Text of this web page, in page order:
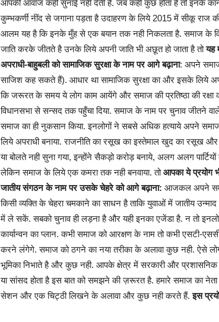
आपकी आवाज कहीं सुनाई नही देती है. जब कही कुछ होता है तो इनके
कुम्भकर्णी नींद से जगाना पड़ता है उदाहरण के लिये 2015 में सीकू राज
आलम यह है कि इनके मुँह से एक बयान तक नही निकलता है. समाज के
जाति करके जीतते है उनके लिये अपनी जाति भी अछूत हो जाता है तोयह
अपराधी-बाहुबली को सामाजिक सुरक्षा के नाम पर आगे बढ़ाना: अपने
साजिश कह सकते हैं). आधार था सामाजिक सुरक्षा का और इसके लिये
कि जरूरत के समय ये लोग काम आयेंगे और समाज की प्रतिष्ठा की रक्षा
विधानसभा से सन्सद तक पहुँचा दिया. समाज के नाम पर चुनाव जीतने
समाज का ही नुकसान किया. इनलोगों ने सबसे अधिक हत्याये अपने
लिये अपराधी बनाया. राजनीति का रसूख का इस्तेमाल खुद का रसूख
या बोलते नही सुना गया, इन्होंने सैकड़ो करोड़ बनाये, अलग अलग
लेकिन समाज के लिये एक कमरा तक नही बनवाया. तोआपका ये प्रयोग
जातीय संगठन के नाम पर उसके चेहरे को आगे बढ़ाना: आजकल अपने
किसी व्यक्ति के चेहरा चमकाने का साधन है ताकि युवाओं में जातीय
में ले सकें. सबको चुनाव ही लड़ना है और यही इनका एजेंडा है. न तो
कार्यान्वन का प्लान. कभी समाज को आरक्षण के नाम तो कभी एसटी-
करने लंगेगे. समाज को ठगने का नया तरीका के अलावा कुछ नही. ऐसे
भूमिका निभाते है और कुछ नही. आपके क्षेत्र में सरकारी और
या सांसद होता है इस बात को समझने की ज़रूरत है. हमारे समाज का
सेशन और एक चिट्ठी लिखने के अलावा और कुछ नही करते हैं.इस